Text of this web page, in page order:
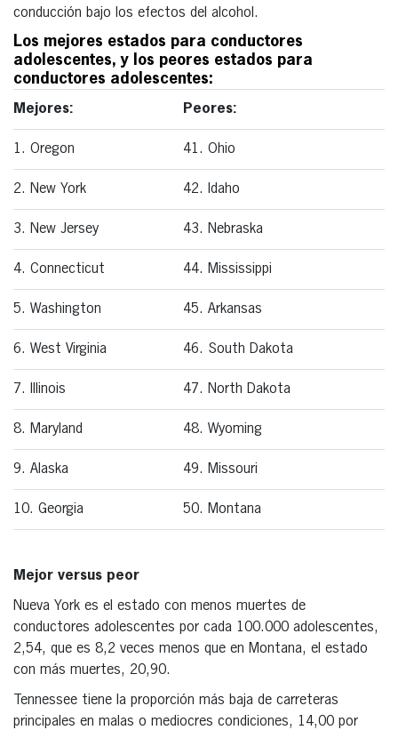
conducción bajo los efectos del alcohol.
Los mejores estados para conductores
adolescentes, y los peores estados para
conductores adolescentes:
Mejores: Peores:
1. Oregon 41. Ohio
2. New York 42. Idaho
3. New Jersey 43. Nebraska
4. Connecticut 44. Mississippi
5. Washington 45. Arkansas
6. West Virginia 46. South Dakota
7. Illinois 47. North Dakota
8. Maryland 48. Wyoming
9. Alaska 49. Missouri
10. Georgia 50. Montana
Mejor versus peor
Nueva York es el estado con menos muertes de
conductores adolescentes por cada 100.000 adolescentes,
2,54, que es 8,2 veces menos que en Montana, el estado
con más muertes, 20,90.
Tennessee tiene la proporción más baja de carreteras
principales en malas o mediocres condiciones, 14,00 por